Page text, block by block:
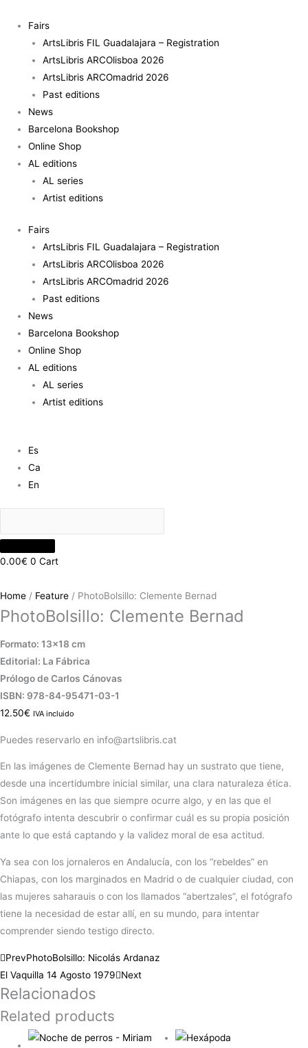
content
Fairs
ArtsLibris FIL Guadalajara – Registration
ArtsLibris ARCOlisboa 2026
ArtsLibris ARCOmadrid 2026
Past editions
News
Barcelona Bookshop
Online Shop
AL editions
AL series
Artist editions
Fairs
ArtsLibris FIL Guadalajara – Registration
ArtsLibris ARCOlisboa 2026
ArtsLibris ARCOmadrid 2026
Past editions
News
Barcelona Bookshop
Online Shop
AL editions
AL series
Artist editions
Es
Ca
En
0.00€ 0 Cart
Home / Feature / PhotoBolsillo: Clemente Bernad
PhotoBolsillo: Clemente Bernad
Formato: 13×18 cm
Editorial: La Fábrica
Prólogo de Carlos Cánovas
ISBN: 978-84-95471-03-1
12.50€ IVA incluido
Puedes reservarlo en info@artslibris.cat
En las imágenes de Clemente Bernad hay un sustrato que tiene,
desde una incertidumbre inicial similar, una clara naturaleza ética.
Son imágenes en las que siempre ocurre algo, y en las que el
fotógrafo intenta descubrir o confirmar cuál es su propia posición
ante lo que está captando y la validez moral de esa actitud.
Ya sea con los jornaleros en Andalucía, con los “rebeldes” en
Chiapas, con los marginados en Madrid o de cualquier ciudad, con
las mujeres saharauis o con los llamados “abertzales”, el fotógrafo
tiene la necesidad de estar allí, en su mundo, para intentar
comprender siendo testigo directo.
PrevPhotoBolsillo: Nicolás Ardanaz
El Vaquilla 14 Agosto 1979
Next
Relacionados
Related products